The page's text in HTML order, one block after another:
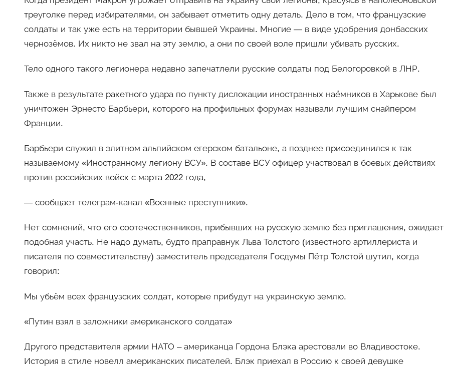
треуголке перед избирателями, он забывает отметить одну деталь. Дело в том, что французские
солдаты и так уже есть на территории бывшей Украины. Многие — в виде удобрения донбасских
чернозёмов. Их никто не звал на эту землю, а они по своей воле пришли убивать русских.
Тело одного такого легионера недавно запечатлели русские солдаты под Белогоровкой в ЛНР.
Также в результате ракетного удара по пункту дислокации иностранных наёмников в Харькове был
уничтожен Эрнесто Барбьери, которого на профильных форумах называли лучшим снайпером
Франции.
Барбьери служил в элитном альпийском егерском батальоне, а позднее присоединился к так
называемому «Иностранному легиону ВСУ». В составе ВСУ офицер участвовал в боевых действиях
против российских войск с марта 2022 года,
— сообщает телеграм-канал «Военные преступники».
Нет сомнений, что его соотечественников, прибывших на русскую землю без приглашения, ожидает
подобная участь. Не надо думать, будто праправнук Льва Толстого (известного артиллериста и
писателя по совместительству) заместитель председателя Госдумы Пётр Толстой шутил, когда
говорил:
Мы убьём всех французских солдат, которые прибудут на украинскую землю.
«Путин взял в заложники американского солдата»
Другого представителя армии НАТО – американца Гордона Блэка арестовали во Владивостоке.
История в стиле новелл американских писателей. Блэк приехал в Россию к своей девушке